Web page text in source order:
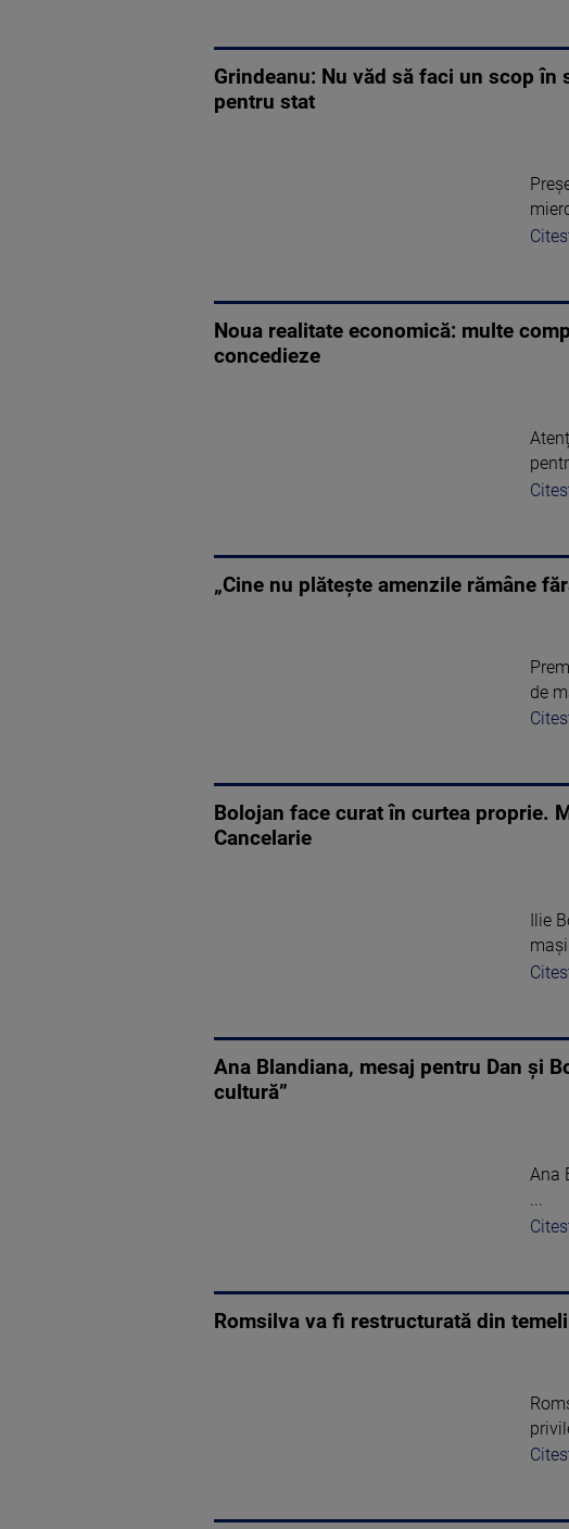
Grindeanu: Nu văd să faci un scop
pentru stat
Noua realitate economică: multe
concedieze
„Cine nu plătește amenzile rămâne
de
Bolojan face curat în curtea proprie.
Cancelarie
Ilie
Ana Blandiana, mesaj pentru Dan și
cultură”
Ana
...
Romsilva va fi restructurată din